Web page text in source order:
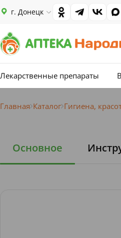
г. Донецк
Лекарственные препараты
Главная Каталог Гигиена,
Основное